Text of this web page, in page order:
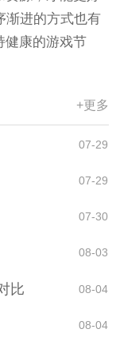
渐进的方式也有
健康的游戏节
+更多
07-29
07-29
07-30
08-03
比 08-04
08-04